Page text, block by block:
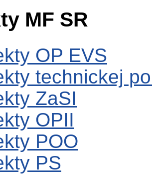
MF SR
OP EVS
technickej
ZaSI
OPII
POO
PS